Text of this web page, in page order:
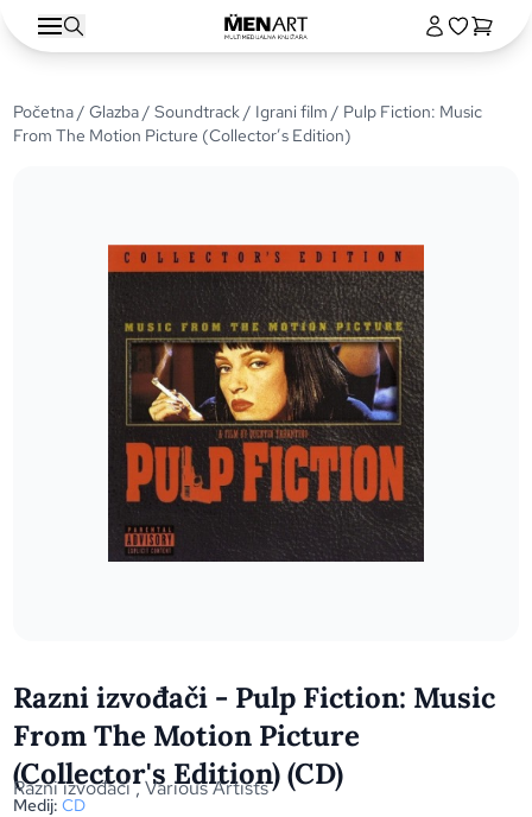
Početna/Glazba/Soundtrack/ Igrani film / Pulp Fiction: Music
From The Motion Picture (Collector’s Edition)
Razni izvođači - Pulp Fiction: Music
From The Motion Picture
(Collector's Edition) (CD)
Razni izvođači,Various Artists
Medij: CD